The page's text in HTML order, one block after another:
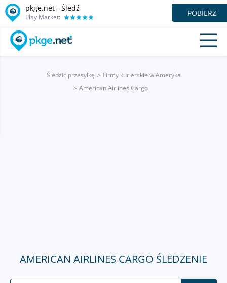
pkge.net - Śledź
Play Market: POBIERZ
Śledzić przesyłkę
Firmy kurierskie w Ameryka
American Airlines Cargo
AMERICAN AIRLINES CARGO ŚLEDZENIE